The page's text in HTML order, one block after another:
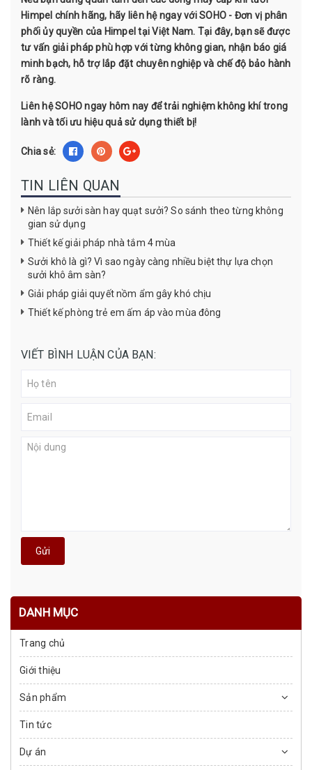
Himpel chính hãng, hãy liên hệ ngay với SOHO - Đơn vị phân
phối ủy quyền của Himpel tại Việt Nam. Tại đây, bạn sẽ được
tư vấn giải pháp phù hợp với từng không gian, nhận báo giá
minh bạch, hỗ trợ lắp đặt chuyên nghiệp và chế độ bảo hành
rõ ràng.
Liên hệ SOHO ngay hôm nay để trải nghiệm không khí trong
lành và tối ưu hiệu quả sử dụng thiết bị!
Chia sẻ:
TIN LIÊN QUAN
Nên lắp sưởi sàn hay quạt sưởi? So sánh theo từng không
gian sử dụng
Thiết kế giải pháp nhà tắm 4 mùa
Sưởi khô là gì? Vì sao ngày càng nhiều biệt thự lựa chọn
sưởi khô âm sàn?
Giải pháp giải quyết nồm ẩm gây khó chịu
Thiết kế phòng trẻ em ấm áp vào mùa đông
VIẾT BÌNH LUẬN CỦA BẠN:
Gửi
DANH MỤC
Trang chủ
Giới thiệu
Sản phẩm
Tin tức
Dự án